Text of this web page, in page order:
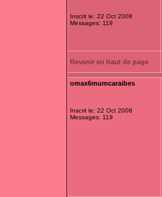
Inscrit le: 22 Oct 2008
Messages: 119
Revenir en haut de page
omax6mumcaraibes
Inscrit le: 22 Oct 2008
Messages: 119